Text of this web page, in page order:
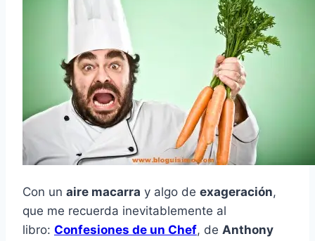
Con un aire macarra y algo de exageración,
que me recuerda inevitablemente al
libro: Confesiones de un Chef, de Anthony